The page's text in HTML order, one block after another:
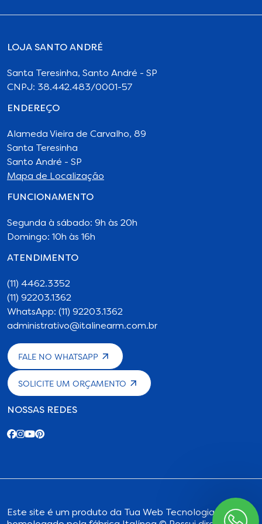
LOJA SANTO ANDRÉ
Santa Teresinha, Santo André - SP
CNPJ: 38.442.483/0001-57
ENDEREÇO
Alameda Vieira de Carvalho, 89
Santa Teresinha
Santo André - SP
Mapa de Localização
FUNCIONAMENTO
Segunda à sábado: 9h às 20h
Domingo: 10h às 16h
ATENDIMENTO
(11) 4462.3352
(11) 92203.1362
WhatsApp: (11) 92203.1362
administrativo@italinearm.com.br
FALE NO WHATSAPP
SOLICITE UM ORÇAMENTO
NOSSAS REDES
Este site é um produto da Tua Web Tecnologia,